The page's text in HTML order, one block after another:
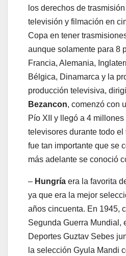
los derechos de
televisión y filmación en
Copa en tener
aunque solamente para 8
Francia, Alemania,
Bélgica, Dinamarca y la
producción televisiva,
Bezancon, comenzó con
Pío XII y llegó a 4 millones
televisores durante todo
fue tan importante que se
más adelante se conoció
– Hungría era la favorita
ya que era la mejor
años cincuenta. En 1945,
Segunda Guerra Mundial,
Deportes Guztav Sebes
la selección Gyula Mandi